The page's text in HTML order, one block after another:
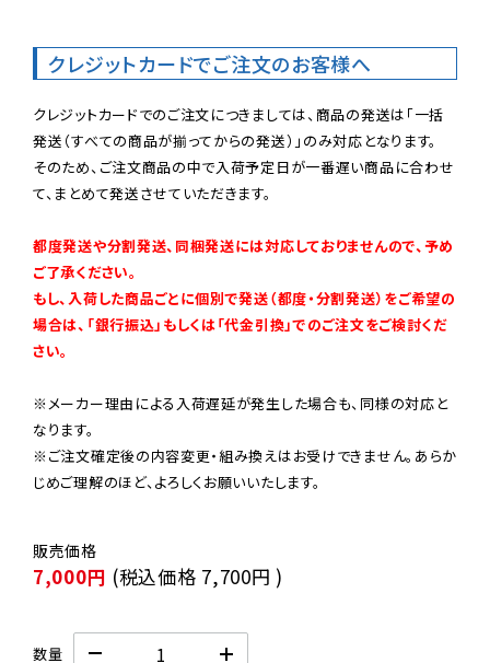
クレジットカードでご注文のお客様へ
クレジットカードでのご注文につきましては、商品の発送は「一括
発送（すべての商品が揃ってからの発送）」のみ対応となります。
そのため、ご注文商品の中で入荷予定日が一番遅い商品に合わせ
て、まとめて発送させていただきます。
都度発送や分割発送、同梱発送には対応しておりませんので、予め
ご了承ください。
もし、入荷した商品ごとに個別で発送（都度・分割発送）をご希望の
場合は、「銀行振込」もしくは「代金引換」でのご注文をご検討くだ
さい。
※メーカー理由による入荷遅延が発生した場合も、同様の対応と
なります。
※ご注文確定後の内容変更・組み換えはお受けできません。あらか
じめご理解のほど、よろしくお願いいたします。
7,000円 (税込価格 7,700円 )
数量